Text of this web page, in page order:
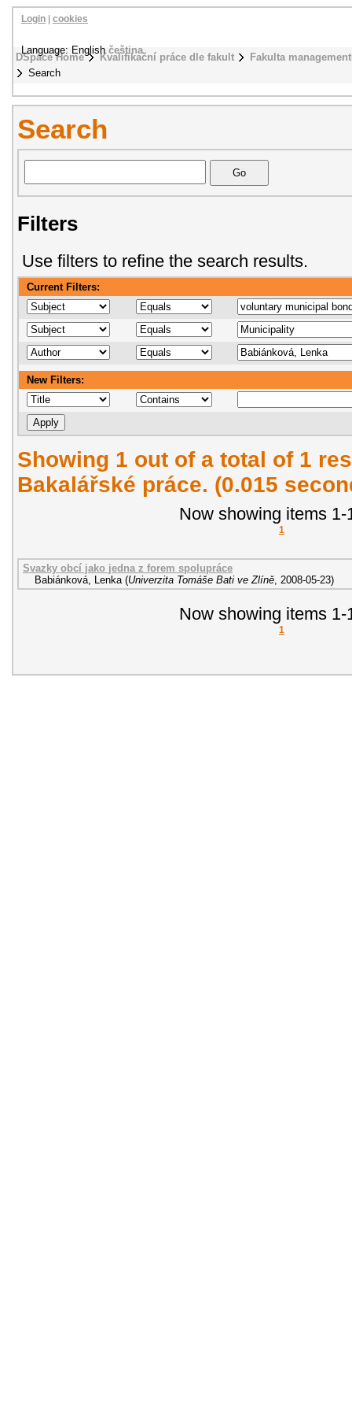
DSpace Home Kvalifikační práce dle fakult
Fakulta
Search
Login cookies
Language: Englishčeština
Search
Filters
Use filters to refine the search results.
Current Filters:
New Filters:
Showing 1 out of a total of 1
Bakalářské práce. (0.015
Now showing items 1-
1
Svazky obcí jako jedna z forem spolupráce
Babiánková, Lenka (Univerzita Tomáše Bati ve Zlíně, 2008-05-23)
Now showing items 1-
1